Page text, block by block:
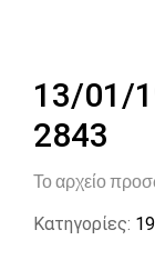
13/01/
2843
Το αρχείο
Κατηγορίες: